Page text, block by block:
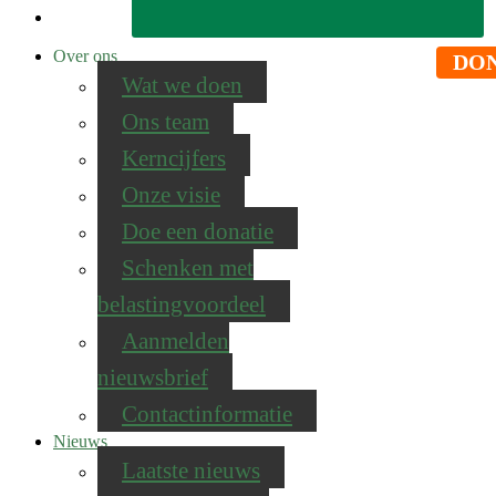
Over ons
Wat we doen
Ons team
Kerncijfers
Onze visie
Doe een donatie
Schenken met
belastingvoordeel
Aanmelden
nieuwsbrief
Contactinformatie
Nieuws
Laatste nieuws